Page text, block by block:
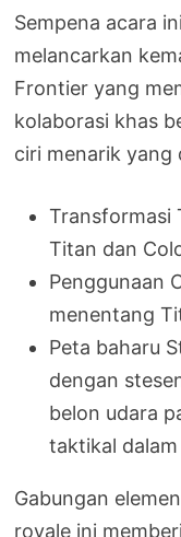
Sempena acara
melancarkan
Frontier yang
kolaborasi khas
ciri menarik yang
Transformasi
Titan dan
Penggunaan
menentang
Peta baharu
dengan
belon udara
taktikal
Gabungan
royale ini